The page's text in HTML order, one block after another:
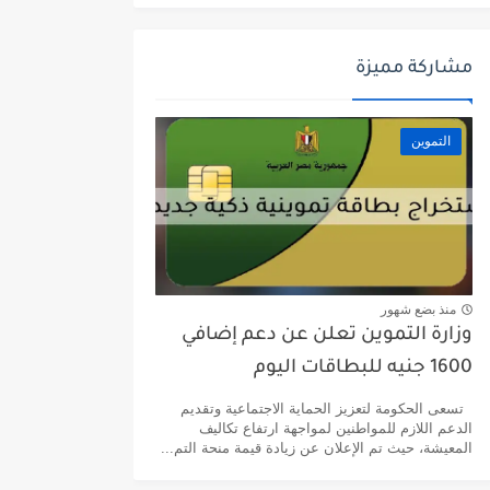
مشاركة مميزة
التموين
منذ بضع شهور
وزارة التموين تعلن عن دعم إضافي
1600 جنيه للبطاقات اليوم
تسعى الحكومة لتعزيز الحماية الاجتماعية وتقديم
الدعم اللازم للمواطنين لمواجهة ارتفاع تكاليف
المعيشة، حيث تم الإعلان عن زيادة قيمة منحة التم...